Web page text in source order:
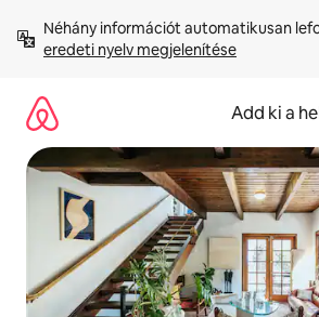
tartalomra
Néhány információt automatikusan
eredeti nyelv megjelenítése
Add ki a